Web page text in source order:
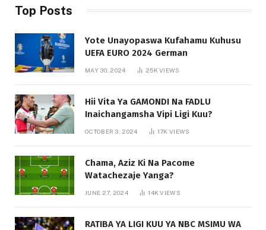
Top Posts
Yote Unayopaswa Kufahamu Kuhusu
UEFA EURO 2024 German
MAY 30, 2024 25KVIEWS
Hii Vita Ya GAMONDI Na FADLU
Inaichangamsha Vipi Ligi Kuu?
OCTOBER 3, 2024 17KVIEWS
Chama, Aziz Ki Na Pacome
Watachezaje Yanga?
JUNE 27, 2024 14KVIEWS
RATIBA YA LIGI KUU YA NBC MSIMU WA